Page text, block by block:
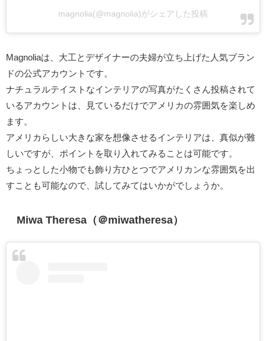
magnolia(@magnolia)がシェアした投稿
Magnoliaは、大工とデザイナーの夫婦が立ち上げた人気ブラン
ドの公式アカウントです。
ナチュラルテイストなインテリアの写真がたくさん投稿されて
いるアカウントは、見ているだけでアメリカの雰囲気を楽しめ
ます。
アメリカらしい大きな家を想像させるインテリアは、真似が難
しいですが、ポイントを取り入れてみることは可能です。
ちょっとした小物でも飾り方ひとつでアメリカンな雰囲気を出
すことも可能なので、試してみてはいかがでしょうか。
Miwa Theresa（＠miwatheresa）